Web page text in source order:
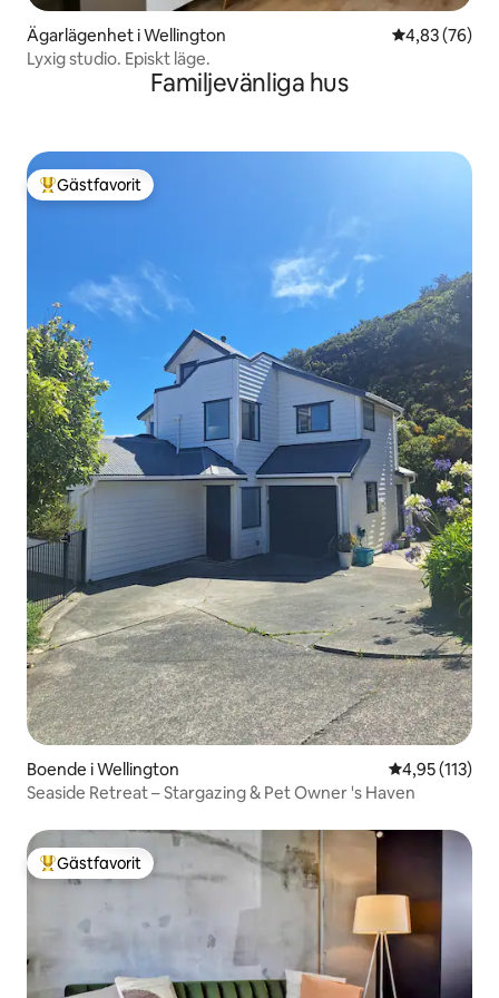
Ägarlägenhet i Wellington 4,83 av 5 i
4,83 (76)
Lyxig studio. Episkt läge.
Familjevänliga hus
Populär gästfavorit
Gästfavorit
Boende i Wellington 4,95 av 5 i
4,95 (113)
Seaside Retreat – Stargazing & Pet Owner 's Haven
Populär gästfavorit
Gästfavorit